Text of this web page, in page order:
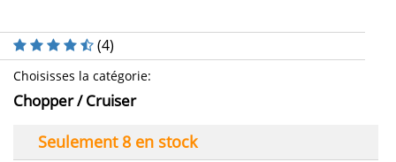
Choisisses la catégorie:
Chopper / Cruiser
Seulement 8 en stock
(4)